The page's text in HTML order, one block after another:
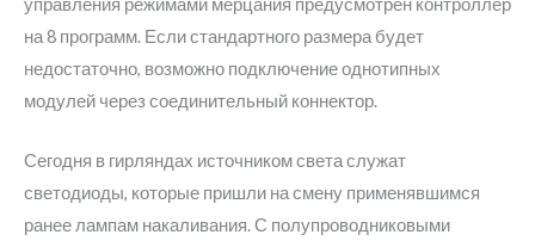
на 8 программ. Если стандартного размера будет
недостаточно, возможно подключение однотипных
модулей через соединительный коннектор.
Сегодня в гирляндах источником света служат
светодиоды, которые пришли на смену применявшимся
ранее лампам накаливания. С полупроводниковыми